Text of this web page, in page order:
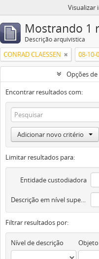
Visualizar
Mostrando 1
Descrição arquivística
CONRAD CLAESSEN 08-10-
Opções
Encontrar resultados com:
Adicionar novo critério
Limitar resultados para:
Entidade custodiadora
Descrição em nível superior
Filtrar resultados por:
Nível de descrição